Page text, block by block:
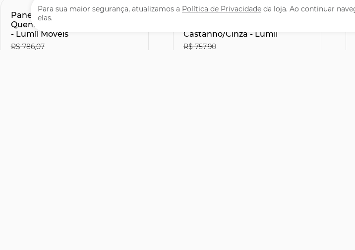
Para sua maior segurança, atualizamos a Política de Privacidade da loja. Ao continuar
elas.
Paneleiro Cozinha Torre
Quente 56cm Colorado Branco
- Lumil Móveis
R$ 786,07
Balcão Gabinete 120cm 3
Castanho/Cinza - Lumil
R$ 757,90